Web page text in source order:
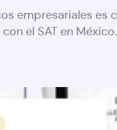
empresariales
con el SAT en